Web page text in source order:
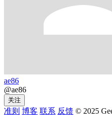
ae86
@ae86
关注
准则 博客 联系 反馈 © 2025